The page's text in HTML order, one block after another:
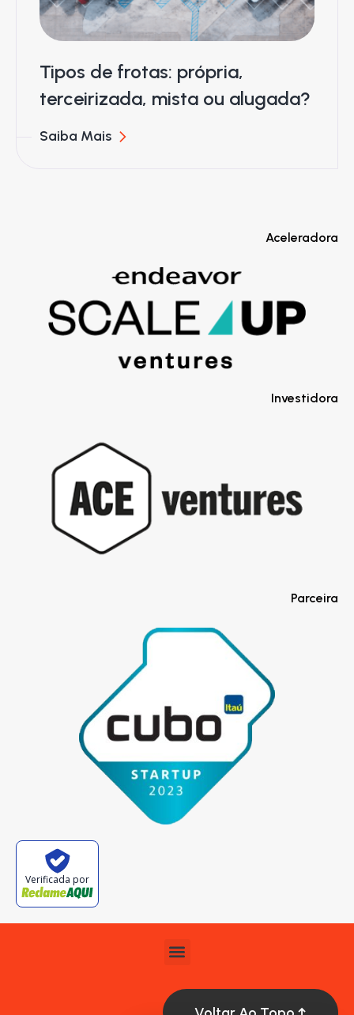
Tipos de frotas: própria,
terceirizada, mista ou alugada?
Saiba Mais
Aceleradora
Investidora
Parceira
Verificada por